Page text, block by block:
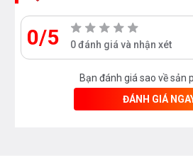
Dung tích chứa lớn, công
phù hợp nhu cầu gia đình
0/5 0 đánh giá và nhận xét
Bạn đánh giá sao về sản
ĐÁNH GIÁ